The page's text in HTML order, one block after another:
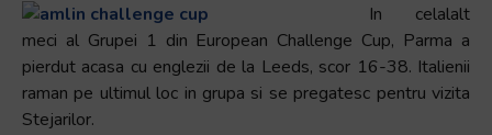
In celalalt
meci al Grupei 1 din European Challenge Cup, Parma a
pierdut acasa cu englezii de la Leeds, scor 16-38. Italienii
raman pe ultimul loc in grupa si se pregatesc pentru vizita
Stejarilor.